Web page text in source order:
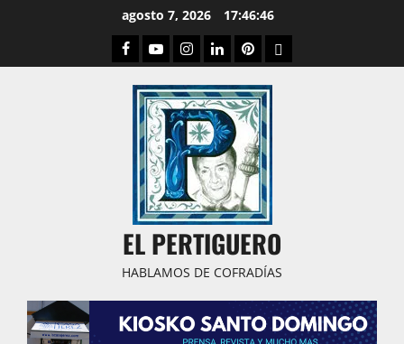
agosto 7, 2026 17:46:47
Facebook
YoutubeInstagram
LinkedPinterestDribbble
EL PERTIGUERO
HABLAMOS DE COFRADÍAS